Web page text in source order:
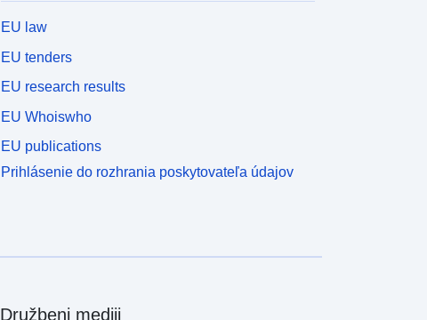
EU law
EU tenders
EU research results
EU Whoiswho
EU publications
Prihlásenie do rozhrania poskytovateľa údajov
Družbeni mediji